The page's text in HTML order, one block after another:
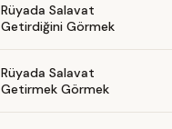
Rüyada Salavat
Getirdiğini Görmek
Rüyada Salavat
Getirmek Görmek